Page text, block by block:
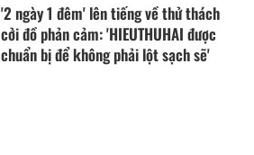
'2 ngày 1 đêm' lên tiếng về thử thách
cởi đồ phản cảm: 'HIEUTHUHAI được
chuẩn bị để không phải lột sạch sẽ'